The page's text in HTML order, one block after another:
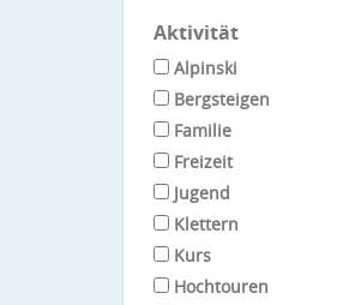
Aktivität
Alpinski
Bergsteigen
Familie
Freizeit
Jugend
Klettern
Kurs
Hochtouren